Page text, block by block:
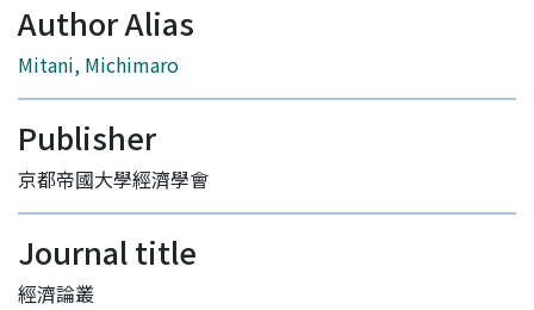
Author Alias
Mitani, Michimaro
Publisher
京都帝國大學經濟學會
Journal title
經濟論叢